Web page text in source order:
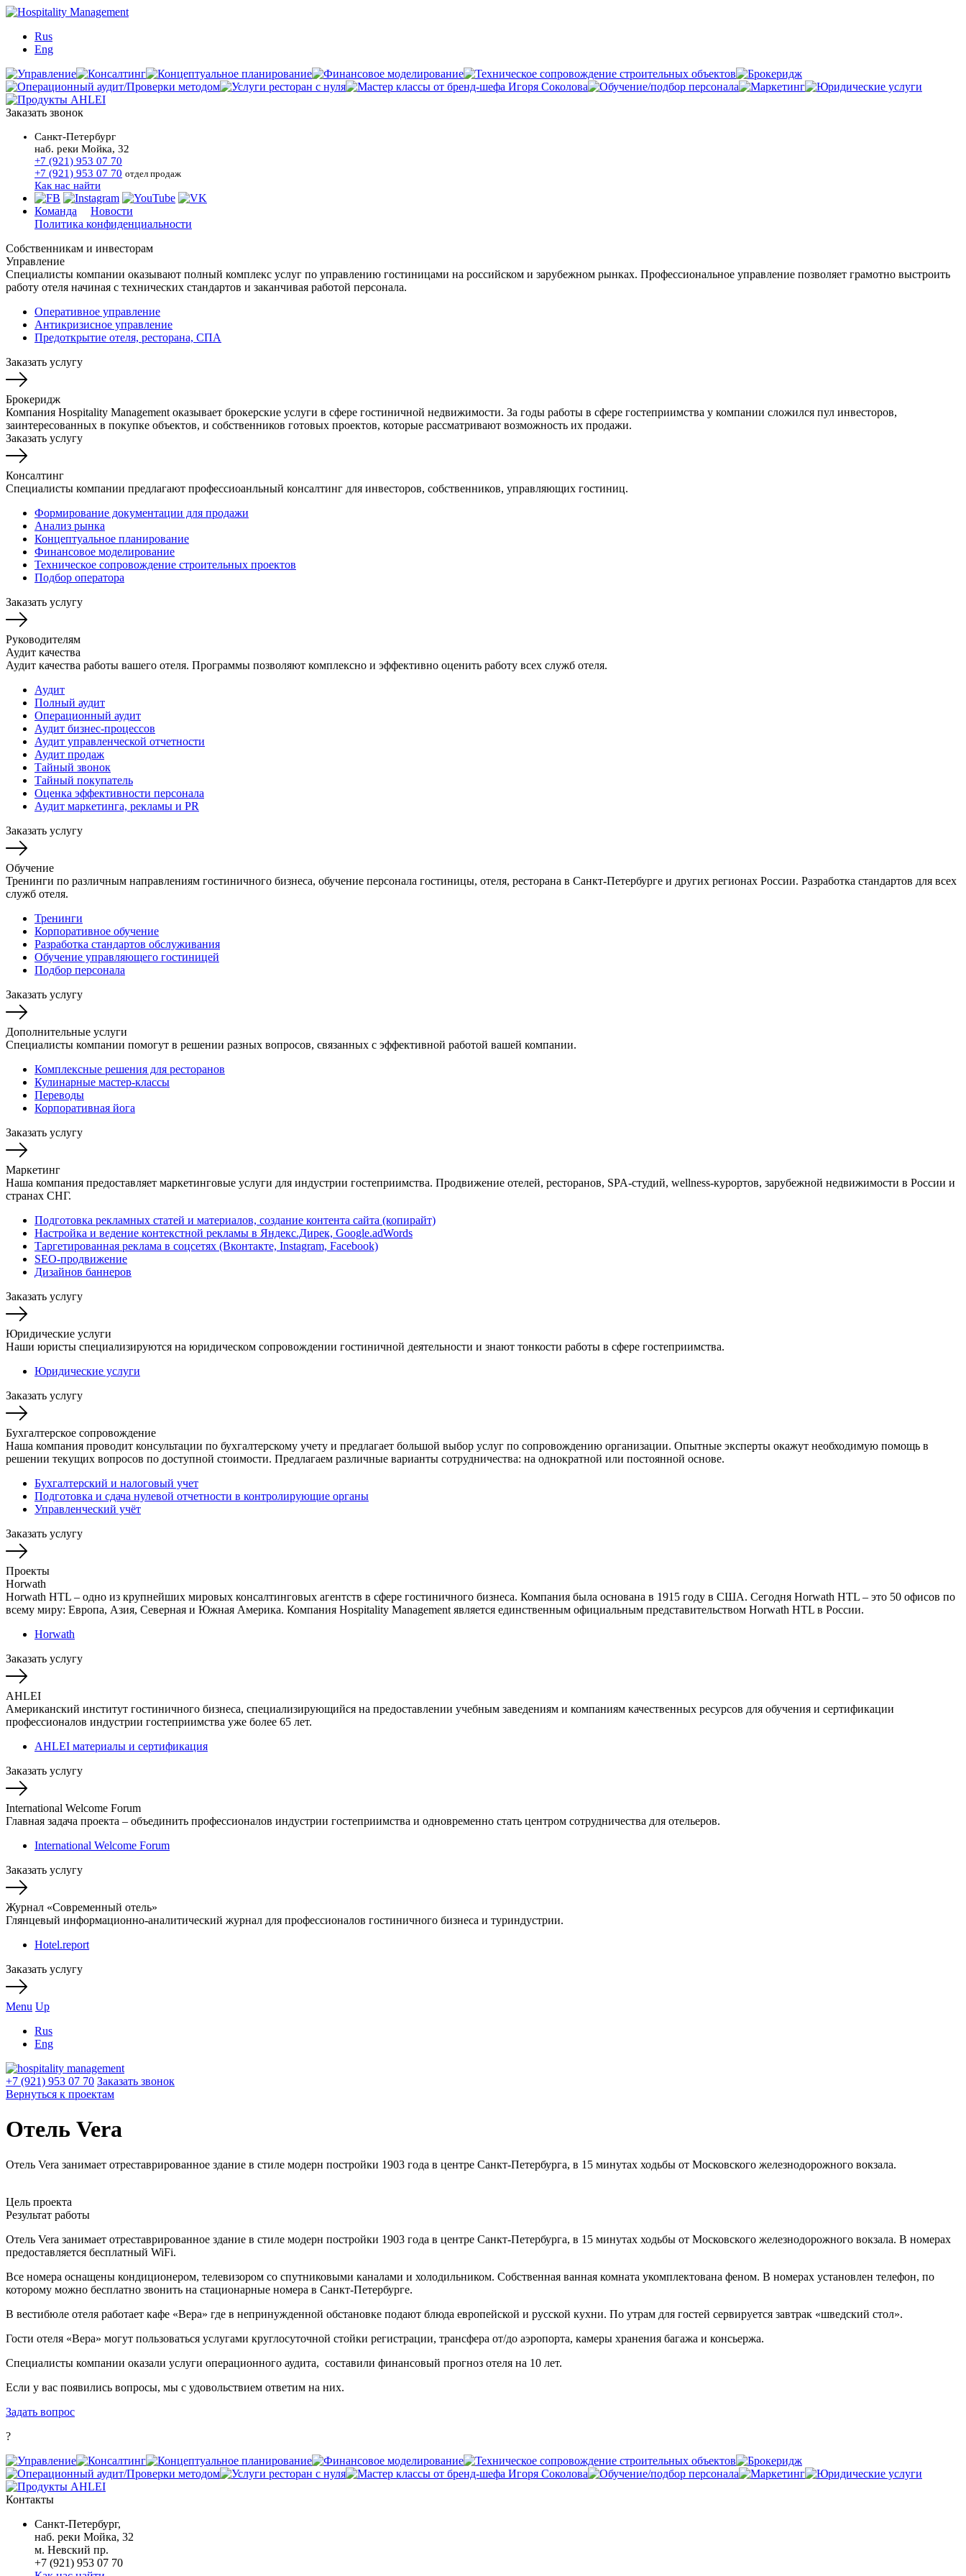
Rus
Eng
Заказать звонок
Санкт-Петербург
наб. реки Мойка, 32
+7 (921) 953 07 70
+7 (921) 953 07 70 отдел продаж
Как нас найти
Команда
Новости
Политика конфиденциальности
Собственникам и инвесторам
Управление
Специалисты компании оказывают полный комплекс услуг по управлению гостиницами на российском и зарубежном рынках. Профессиональное управление позволяет грамотно выстроить
работу отеля начиная с технических стандартов и заканчивая работой персонала.
Оперативное управление
Антикризисное управление
Предоткрытие отеля, ресторана, СПА
Заказать услугу
Брокеридж
Компания Hospitality Management оказывает брокерские услуги в сфере гостиничной недвижимости. За годы работы в сфере гостеприимства у компании сложился пул инвесторов,
заинтересованных в покупке объектов, и собственников готовых проектов, которые рассматривают возможность их продажи.
Заказать услугу
Консалтинг
Специалисты компании предлагают профессиоанльный консалтинг для инвесторов, собственников, управляющих гостиниц.
Формирование документации для продажи
Анализ рынка
Концептуальное планирование
Финансовое моделирование
Техническое сопровождение строительных проектов
Подбор оператора
Заказать услугу
Руководителям
Аудит качества
Аудит качества работы вашего отеля. Программы позволяют комплексно и эффективно оценить работу всех служб отеля.
Аудит
Полный аудит
Операционный аудит
Аудит бизнес-процессов
Аудит управленческой отчетности
Аудит продаж
Тайный звонок
Тайный покупатель
Оценка эффективности персонала
Аудит маркетинга, рекламы и PR
Заказать услугу
Обучение
Тренинги по различным направлениям гостиничного бизнеса, обучение персонала гостиницы, отеля, ресторана в Санкт-Петербурге и других регионах России. Разработка стандартов для всех
служб отеля.
Тренинги
Корпоративное обучение
Разработка стандартов обслуживания
Обучение управляющего гостиницей
Подбор персонала
Заказать услугу
Дополнительные услуги
Специалисты компании помогут в решении разных вопросов, связанных с эффективной работой вашей компании.
Комплексные решения для ресторанов
Кулинарные мастер-классы
Переводы
Корпоративная йога
Заказать услугу
Маркетинг
Наша компания предоставляет маркетинговые услуги для индустрии гостеприимства. Продвижение отелей, ресторанов, SPA-студий, wellness-курортов, зарубежной недвижимости в России и
странах СНГ.
Подготовка рекламных статей и материалов, создание контента сайта (копирайт)
Настройка и ведение контекстной рекламы в Яндекс.Дирек, Google.adWords
Таргетированная реклама в соцсетях (Вконтакте, Instagram, Facebook)
SEO-продвижение
Дизайнов баннеров
Заказать услугу
Юридические услуги
Наши юристы специализируются на юридическом сопровождении гостиничной деятельности и знают тонкости работы в сфере гостеприимства.
Юридические услуги
Заказать услугу
Бухгалтерское сопровождение
Наша компания проводит консультации по бухгалтерскому учету и предлагает большой выбор услуг по сопровождению организации. Опытные эксперты окажут необходимую помощь в
решении текущих вопросов по доступной стоимости. Предлагаем различные варианты сотрудничества: на однократной или постоянной основе.
Бухгалтерский и налоговый учет
Подготовка и сдача нулевой отчетности в контролирующие органы
Управленческий учёт
Заказать услугу
Проекты
Horwath
Horwath HTL – одно из крупнейших мировых консалтинговых агентств в сфере гостиничного бизнеса. Компания была основана в 1915 году в США. Сегодня Horwath HTL – это 50 офисов по
всему миру: Европа, Азия, Северная и Южная Америка. Компания Hospitality Management является единственным официальным представительством Horwath HTL в России.
Horwath
Заказать услугу
AHLEI
Американский институт гостиничного бизнеса, специализирующийся на предоставлении учебным заведениям и компаниям качественных ресурсов для обучения и сертификации
профессионалов индустрии гостеприимства уже более 65 лет.
AHLEI материалы и сертификация
Заказать услугу
International Welcome Forum
Главная задача проекта – объединить профессионалов индустрии гостеприимства и одновременно стать центром сотрудничества для отельеров.
International Welcome Forum
Заказать услугу
Журнал «Современный отель»
Глянцевый информационно-аналитический журнал для профессионалов гостиничного бизнеса и туриндустрии.
Hotel.report
Заказать услугу
Menu Up
Rus
Eng
+7 (921) 953 07 70 Заказать звонок
Вернуться к проектам
Отель Vera
Отель Vera занимает отреставрированное здание в стиле модерн постройки 1903 года в центре Санкт-Петербурга, в 15 минутах ходьбы от Московского железнодорожного вокзала.
Цель проекта
Результат работы
Отель Vera занимает отреставрированное здание в стиле модерн постройки 1903 года в центре Санкт-Петербурга, в 15 минутах ходьбы от Московского железнодорожного вокзала. В номерах
предоставляется бесплатный WiFi.
Все номера оснащены кондиционером, телевизором со спутниковыми каналами и холодильником. Собственная ванная комната укомплектована феном. В номерах установлен телефон, по
которому можно бесплатно звонить на стационарные номера в Санкт-Петербурге.
В вестибюле отеля работает кафе «Вера» где в непринужденной обстановке подают блюда европейской и русской кухни. По утрам для гостей сервируется завтрак «шведский стол».
Гости отеля «Вера» могут пользоваться услугами круглосуточной стойки регистрации, трансфера от/до аэропорта, камеры хранения багажа и консьержа.
Специалисты компании оказали услуги операционного аудита, составили финансовый прогноз отеля на 10 лет.
Если у вас появились вопросы, мы с удовольствием ответим на них.
Задать вопрос
?
Контакты
Санкт-Петербург,
наб. реки Мойка, 32
м. Невский пр.
+7 (921) 953 07 70